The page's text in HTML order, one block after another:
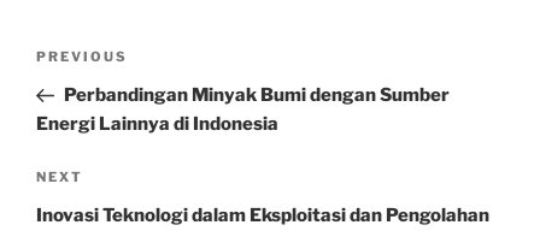
Previous
Post
PREVIOUS
Perbandingan Minyak Bumi dengan Sumber
Energi Lainnya di Indonesia
Next
Post
NEXT
Inovasi Teknologi dalam Eksploitasi dan Pengolahan